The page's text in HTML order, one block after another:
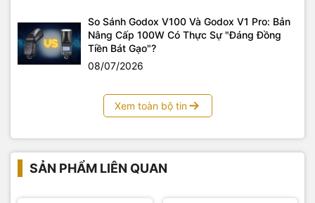
So Sánh Godox V100 Và Godox V1 Pro: Bản
Nâng Cấp 100W Có Thực Sự "Đáng Đồng
Tiền Bát Gạo"?
08/07/2026
Xem toàn bộ tin
SẢN PHẨM LIÊN QUAN